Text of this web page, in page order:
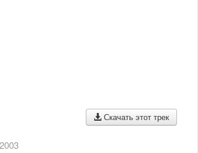
Скачать этот трек